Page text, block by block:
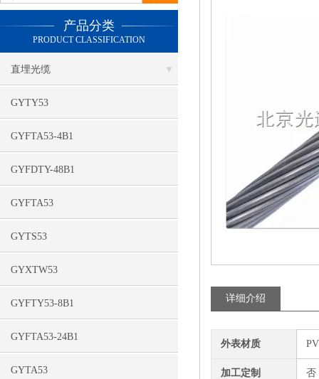
产品分类
PRODUCT CLASSIFICATION
直埋光缆
GYTY53
GYFTA53-4B1
GYFDTY-48B1
GYFTA53
GYTS53
GYXTW53
GYFTY53-8B1
GYFTA53-24B1
GYTA53
详细介绍
外表材质
加工定制 否